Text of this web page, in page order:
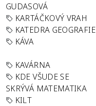
GUDASOVÁ
KARTÁČKOVÝ VRAH
KATEDRA GEOGRAFIE
KÁVA
KAVÁRNA
KDE VŠUDE SE
SKRÝVÁ MATEMATIKA
KILT